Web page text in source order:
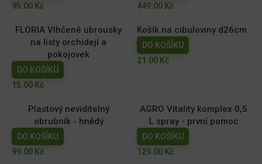
95.00 Kč
449.00 Kč
FLORIA Vlhčené ubrousky
na listy orchidejí a
pokojovek
DO KOŠÍKU
15.00 Kč
Košík na cibuloviny d26cm
DO KOŠÍKU
21.00 Kč
Plastový neviditelný
obrubník - hnědý
DO KOŠÍKU
99.00 Kč
AGRO Vitality komplex 0,5
L spray - první pomoc
DO KOŠÍKU
129.00 Kč